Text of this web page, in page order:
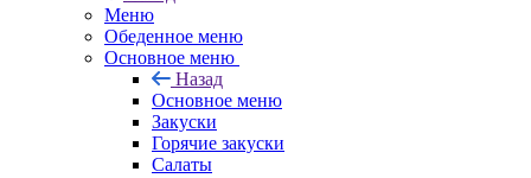
Меню
Обеденное меню
Основное меню
Назад
Основное меню
Закуски
Горячие закуски
Салаты